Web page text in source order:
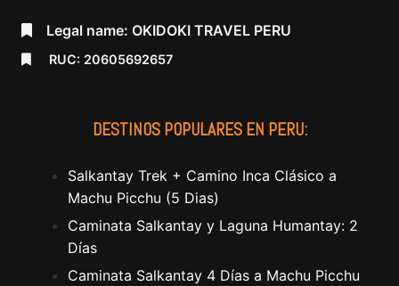
Legal name: OKIDOKI TRAVEL PERU
RUC: 20605692657
DESTINOS POPULARES EN PERU:
Salkantay Trek + Camino Inca Clásico a
Machu Picchu (5 Dias)
Caminata Salkantay y Laguna Humantay: 2
Días
Caminata Salkantay 4 Días a Machu Picchu